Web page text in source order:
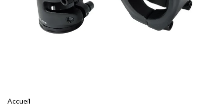
Accueil